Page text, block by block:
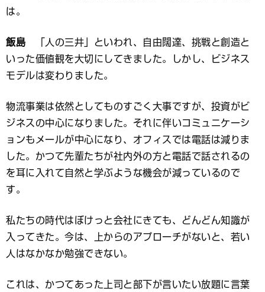
は。
飯島 「人の三井」といわれ、自由闊達、挑戦と創造と
いった価値観を大切にしてきました。しかし、ビジネス
モデルは変わりました。
物流事業は依然としてものすごく大事ですが、投資がビ
ジネスの中心になりました。それに伴いコミュニケーシ
ョンもメールが中心になり、オフィスでは電話は減りま
した。かつて先輩たちが社内外の方と電話で話されるの
を耳に入れて自然と学ぶような機会が減っているので
す。
私たちの時代はぼけっと会社にきても、どんどん知識が
入ってきた。今は、上からのアプローチがないと、若い
人はなかなか勉強できない。
これは、かつてあった上司と部下が言いたい放題に言葉